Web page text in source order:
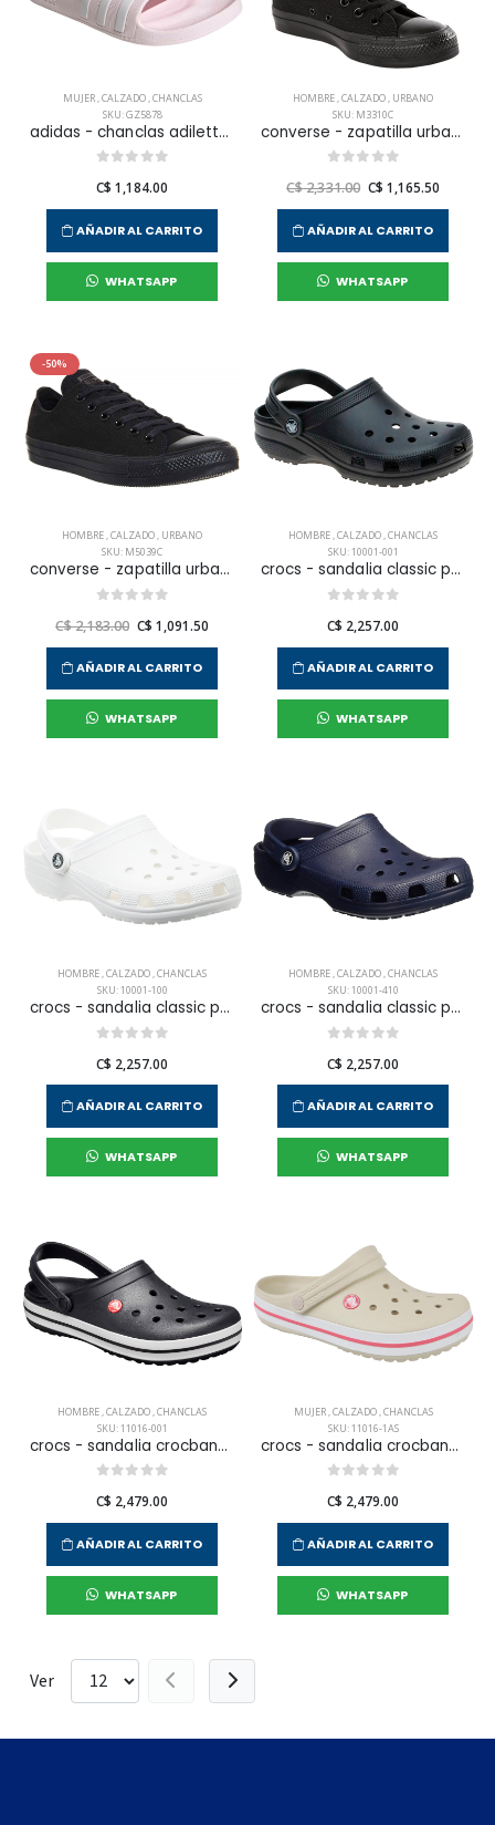
MUJER,CALZADO,CHANCLAS
SKU: GZ5878
adidas - chanclas adilette aqua para mujer
C$ 1,184.00
AÑADIR AL CARRITO
WHATSAPP
HOMBRE,CALZADO, URBANO
SKU: M3310C
converse - zapatilla urbana chuck taylor all star hi para hombre
C$ 2,331.00 C$ 1,165.50
AÑADIR AL CARRITO
WHATSAPP
-50%
HOMBRE,CALZADO, URBANO
SKU: M5039C
converse - zapatilla urbana chuck taylor all star core ox para hombre
C$ 2,183.00 C$ 1,091.50
AÑADIR AL CARRITO
WHATSAPP
HOMBRE,CALZADO,CHANCLAS
SKU: 10001-001
crocs - sandalia classic para hombre
C$ 2,257.00
AÑADIR AL CARRITO
WHATSAPP
HOMBRE,CALZADO,CHANCLAS
SKU: 10001-100
crocs - sandalia classic para hombre
C$ 2,257.00
AÑADIR AL CARRITO
WHATSAPP
HOMBRE,CALZADO,CHANCLAS
SKU: 10001-410
crocs - sandalia classic para hombre
C$ 2,257.00
AÑADIR AL CARRITO
WHATSAPP
HOMBRE,CALZADO,CHANCLAS
SKU: 11016-001
crocs - sandalia crocband para hombre
C$ 2,479.00
AÑADIR AL CARRITO
WHATSAPP
MUJER,CALZADO,CHANCLAS
SKU: 11016-1AS
crocs - sandalia crocband para mujer
C$ 2,479.00
AÑADIR AL CARRITO
WHATSAPP
Ver